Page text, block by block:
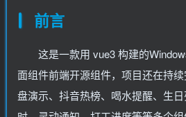
前言
这是一款用 vue3 构建的
面组件前端开源组件，项目还在持
盘演示、抖音热榜、喝水提醒、生